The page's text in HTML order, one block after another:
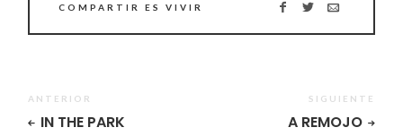
COMPARTIR ES VIVIR
ANTERIOR
IN THE PARK
SIGUIENTE
A REMOJO